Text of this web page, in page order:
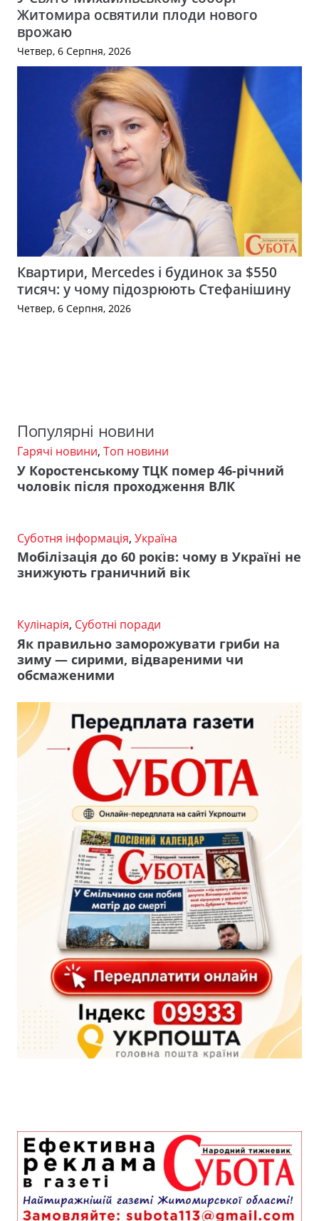
Житомира освятили плоди нового
врожаю
Четвер, 6 Серпня, 2026
Квартири, Mercedes і будинок за $550
тисяч: у чому підозрюють Стефанішину
Четвер, 6 Серпня, 2026
Популярні новини
Гарячі новини, Топ новини
У Коростенському ТЦК помер 46-річний
чоловік після проходження ВЛК
Суботня інформація, Україна
Мобілізація до 60 років: чому в Україні не
знижують граничний вік
Кулінарія, Суботні поради
Як правильно заморожувати гриби на
зиму — сирими, відвареними чи
обсмаженими